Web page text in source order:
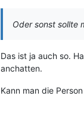
Oder sonst sollte
Das ist ja auch so.
anchatten.
Kann man die